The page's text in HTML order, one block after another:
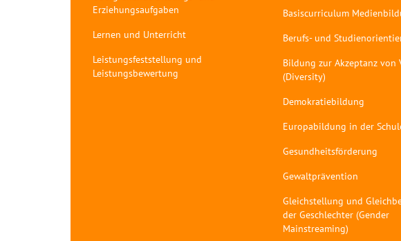
Erziehungsaufgaben
Lernen und Unterricht
Leistungsfeststellung und
Leistungsbewertung
Basiscurriculum
Berufs- und
Bildung zur Akzeptanz von
(Diversity)
Demokratiebildung
Europabildung in der
Gesundheitsförderung
Gewaltprävention
Gleichstellung und
der Geschlechter (Gender
Mainstreaming)